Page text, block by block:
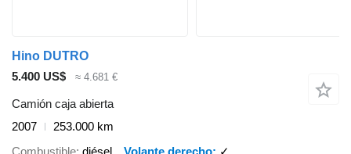
Hino DUTRO
5.400 US$
≈ 4.681 €
Camión caja abierta
2007
253.000 km